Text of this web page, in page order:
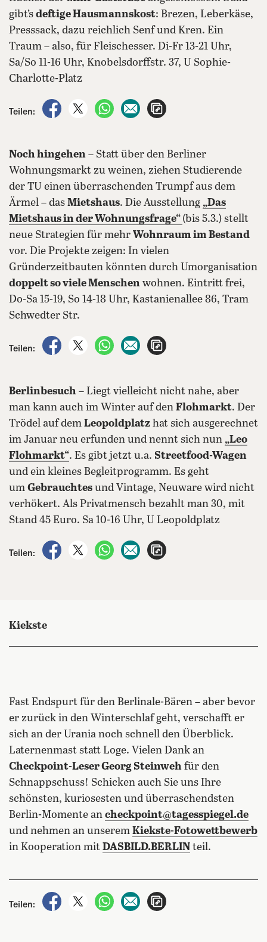
gibt’s deftige Hausmannskost: Brezen, Leberkäse,
Presssack, dazu reichlich Senf und Kren. Ein
Traum – also, für Fleischesser. Di-Fr 13-21 Uhr,
Sa/So 11-16 Uhr, Knobelsdorffstr. 37, U Sophie-
Charlotte-Platz
Teilen:
auf Facebook teilen
auf X teilenper WhatsApp teilen
per E-Mail teilen
Noch hingehen – Statt über den Berliner
Wohnungsmarkt zu weinen, ziehen Studierende
der TU einen überraschenden Trumpf aus dem
Ärmel – das Mietshaus. Die Ausstellung „Das
Mietshaus in der Wohnungsfrage“ (bis 5.3.) stellt
neue Strategien für mehr Wohnraum im Bestand
vor. Die Projekte zeigen: In vielen
Gründerzeitbauten könnten durch Umorganisation
doppelt so viele Menschen wohnen. Eintritt frei,
Do-Sa 15-19, So 14-18 Uhr, Kastanienallee 86, Tram
Schwedter Str.
Teilen:
auf Facebook teilen
auf X teilenper WhatsApp teilen
per E-Mail teilen
Berlinbesuch – Liegt vielleicht nicht nahe, aber
man kann auch im Winter auf den Flohmarkt. Der
Trödel auf dem Leopoldplatz hat sich ausgerechnet
im Januar neu erfunden und nennt sich nun „Leo
Flohmarkt“. Es gibt jetzt u.a. Streetfood-Wagen
und ein kleines Begleitprogramm. Es geht
um Gebrauchtes und Vintage, Neuware wird nicht
verhökert. Als Privatmensch bezahlt man 30, mit
Stand 45 Euro. Sa 10-16 Uhr, U Leopoldplatz
Teilen:
auf Facebook teilen
auf X teilenper WhatsApp teilen
per E-Mail teilen
Kiekste
Fast Endspurt für den Berlinale-Bären – aber bevor
er zurück in den Winterschlaf geht, verschafft er
sich an der Urania noch schnell den Überblick.
Laternenmast statt Loge. Vielen Dank an
Checkpoint-Leser Georg Steinweh für den
Schnappschuss! Schicken auch Sie uns Ihre
schönsten, kuriosesten und überraschendsten
Berlin-Momente an checkpoint@tagesspiegel.de
und nehmen an unserem Kiekste-Fotowettbewerb
in Kooperation mit DASBILD.BERLIN teil.
Teilen:
auf Facebook teilen
auf X teilenper WhatsApp teilen
per E-Mail teilen